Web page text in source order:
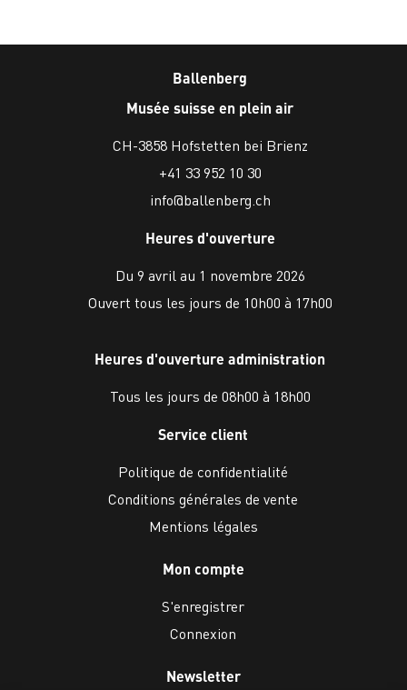
Ballenberg
Musée suisse en plein air
CH-3858 Hofstetten bei Brienz
+41 33 952 10 30
info@ballenberg.ch
Heures d'ouverture
Du 9 avril au 1 novembre 2026
Ouvert tous les jours de 10h00 à 17h00
Heures d'ouverture administration
Tous les jours de 08h00 à 18h00
Service client
Politique de confidentialité
Conditions générales de vente
Mentions légales
Mon compte
S'enregistrer
Connexion
Newsletter